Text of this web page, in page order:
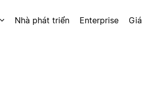
Nhà phát triển Enterprise Giá